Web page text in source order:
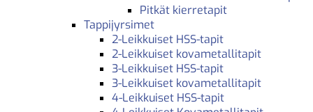
Pitkät kierretapit
Tappijyrsimet
2-Leikkuiset HSS-tapit
2-Leikkuiset kovametallitapit
3-Leikkuiset HSS-tapit
3-Leikkuiset kovametallitapit
4-Leikkuiset HSS-tapit